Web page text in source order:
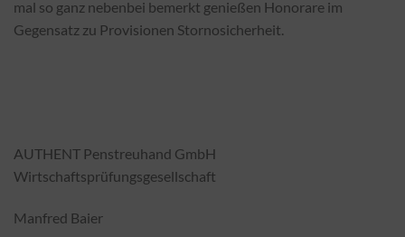
mal so ganz nebenbei bemerkt genießen Honorare im
Gegensatz zu Provisionen Stornosicherheit.
AUTHENT Penstreuhand GmbH
Wirtschaftsprüfungsgesellschaft
Manfred Baier